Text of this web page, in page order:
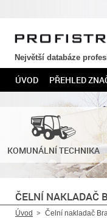
Největší databáze
ÚVOD PŘEHLED
KOMUNÁLNÍ TECHNIKA
ČELNÍ NAKLADAČ
Úvod Čelní nakladač